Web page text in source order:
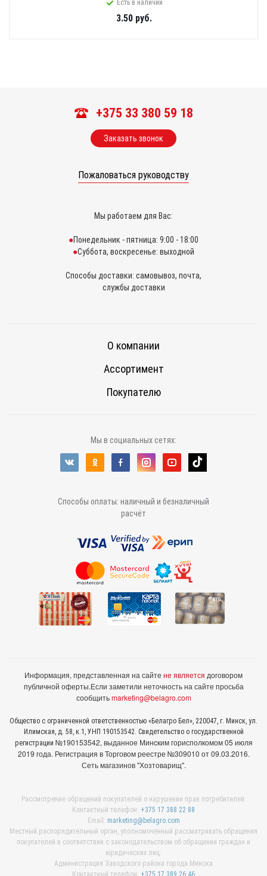
Есть в наличии
3.50руб.
+375 33 380 59 18
Заказать звонок
Пожаловаться руководству
Мы работаем для Вас:
Понедельник - пятница: 9:00 - 18:00
Суббота, воскресенье: выходной
Способы доставки: самовывоз, почта,
службы доставки
О компании
Ассортимент
Покупателю
Мы в социальных сетях:
Способы оплаты: наличный и безналичный
расчёт
Информация, представленная на сайте не является договором
публичной оферты.Если заметили неточность на сайте просьба
сообщитьmarketing@belagro.com
Общество с ограниченной ответственностью «Белагро Бел», 220047, г. Минск, ул.
Илимская, д. 58, к.1, УНП 190153542. Свидетельство о государственной
регистрации №190153542, выданное Минcким горисполкомом 05 июля
2019 года. Регистрация в Торговом реестре №309010 от 09.03.2016.
Сеть магазинов "Хозтоварищ".
Рассмотрение обращений покупателей о нарушении прав потребителей:
Контактный телефон: +375 17 388 22 88
Email: marketing@belagro.com
Местный распорядительный орган, уполномоченный рассматривать обращения
покупателей в соответствии с законодательством об обращении граждан и
юридических лиц:
Администрация Заводского района города Минска
Контактный телефон: +375 17 389 26 46